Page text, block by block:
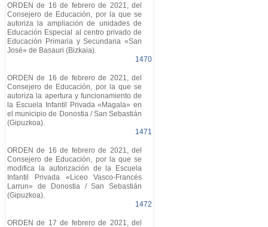
ORDEN de 16 de febrero de 2021, del
Consejero de Educación, por la que se
autoriza la ampliación de unidades de
Educación Especial al centro privado de
Educación Primaria y Secundaria «San
José» de Basauri (Bizkaia).
1470
ORDEN de 16 de febrero de 2021, del
Consejero de Educación, por la que se
autoriza la apertura y funcionamiento de
la Escuela Infantil Privada «Magala» en
el municipio de Donostia / San Sebastián
(Gipuzkoa).
1471
ORDEN de 16 de febrero de 2021, del
Consejero de Educación, por la que se
modifica la autorización de la Escuela
Infantil Privada «Liceo Vasco-Francés
Larrun» de Donostia / San Sebastián
(Gipuzkoa).
1472
ORDEN de 17 de febrero de 2021, del